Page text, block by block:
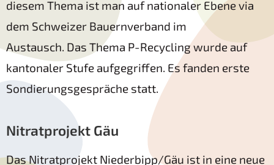
diesem Thema ist man auf nationaler Ebene via
dem Schweizer Bauernverband im
Austausch. Das Thema P-Recycling wurde auf
kantonaler Stufe aufgegriffen. Es fanden erste
Sondierungsgespräche statt.
Nitratprojekt Gäu
Das Nitratprojekt Niederbipp/Gäu ist in eine neue